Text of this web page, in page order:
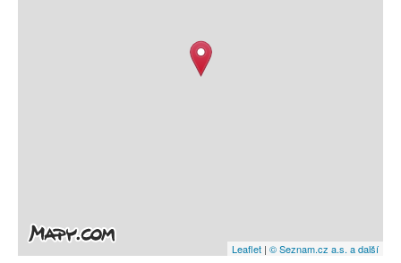
Leaflet | © Seznam.cz a.s. a další